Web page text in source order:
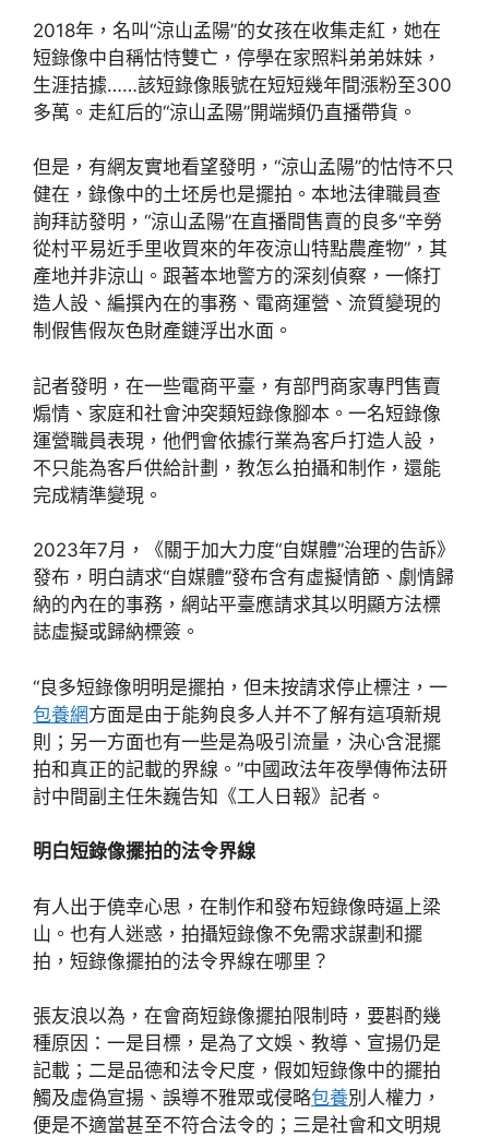
2018年，名叫“涼山孟陽”的女孩在收集走紅，她在
短錄像中自稱怙恃雙亡，停學在家照料弟弟妹妹，
生涯拮據……該短錄像賬號在短短幾年間漲粉至300
多萬。走紅后的“涼山孟陽”開端頻仍直播帶貨。
但是，有網友實地看望發明，“涼山孟陽”的怙恃不只
健在，錄像中的土坯房也是擺拍。本地法律職員查
詢拜訪發明，“涼山孟陽”在直播間售賣的良多“辛勞
從村平易近手里收買來的年夜涼山特點農產物”，其
產地并非涼山。跟著本地警方的深刻偵察，一條打
造人設、編撰內在的事務、電商運營、流質變現的
制假售假灰色財產鏈浮出水面。
記者發明，在一些電商平臺，有部門商家專門售賣
煽情、家庭和社會沖突類短錄像腳本。一名短錄像
運營職員表現，他們會依據行業為客戶打造人設，
不只能為客戶供給計劃，教怎么拍攝和制作，還能
完成精準變現。
2023年7月，《關于加大力度“自媒體”治理的告訴》
發布，明白請求“自媒體”發布含有虛擬情節、劇情歸
納的內在的事務，網站平臺應請求其以明顯方法標
誌虛擬或歸納標簽。
“良多短錄像明明是擺拍，但未按請求停止標注，一
包養網方面是由于能夠良多人并不了解有這項新規
則；另一方面也有一些是為吸引流量，決心含混擺
拍和真正的記載的界線。”中國政法年夜學傳佈法研
討中間副主任朱巍告知《工人日報》記者。
明白短錄像擺拍的法令界線
有人出于僥幸心思，在制作和發布短錄像時逼上梁
山。也有人迷惑，拍攝短錄像不免需求謀劃和擺
拍，短錄像擺拍的法令界線在哪里？
張友浪以為，在會商短錄像擺拍限制時，要斟酌幾
種原因：一是目標，是為了文娛、教導、宣揚仍是
記載；二是品德和法令尺度，假如短錄像中的擺拍
觸及虛偽宣揚、誤導不雅眾或侵略包養別人權力，
便是不適當甚至不符合法令的；三是社會和文明規